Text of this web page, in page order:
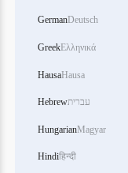
GermanDeutsch
GreekΕλληνικά
HausaHausa
Hebrewעברית
HungarianMagyar
Hindiहिन्दी